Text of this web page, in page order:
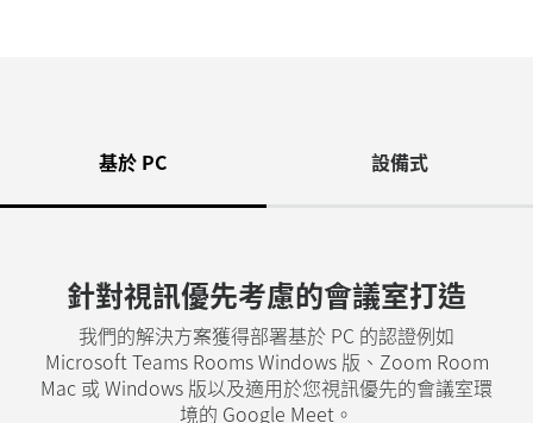
基於 PC 設備式
針對視訊優先考慮的會議室打造
我們的解決方案獲得部署基於 PC 的認證例如
Microsoft Teams Rooms Windows 版、Zoom Room
Mac 或 Windows 版以及適用於您視訊優先的會議室環
境的 Google Meet。